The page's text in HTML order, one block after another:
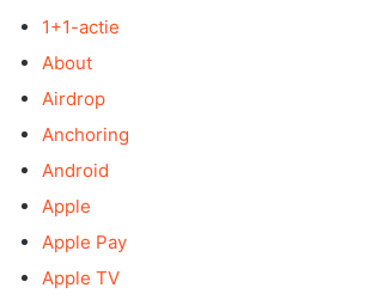
1+1-actie
About
Airdrop
Anchoring
Android
Apple
Apple Pay
Apple TV